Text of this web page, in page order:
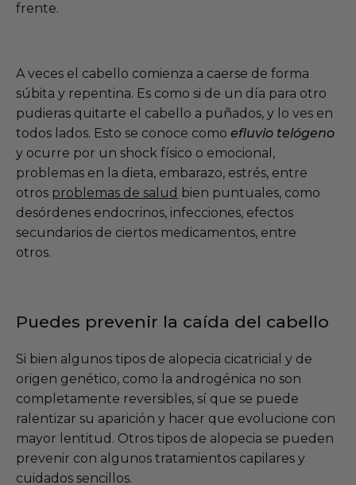
frente.
A veces el cabello comienza a caerse de forma
súbita y repentina. Es como si de un día para otro
pudieras quitarte el cabello a puñados, y lo ves en
todos lados. Esto se conoce como efluvio telógeno
y ocurre por un shock físico o emocional,
problemas en la dieta, embarazo, estrés, entre
otros problemas de salud bien puntuales, como
desórdenes endocrinos, infecciones, efectos
secundarios de ciertos medicamentos, entre
otros.
Puedes prevenir la caída del cabello
Si bien algunos tipos de alopecia cicatricial y de
origen genético, como la androgénica no son
completamente reversibles, sí que se puede
ralentizar su aparición y hacer que evolucione con
mayor lentitud. Otros tipos de alopecia se pueden
prevenir con algunos tratamientos capilares y
cuidados sencillos.